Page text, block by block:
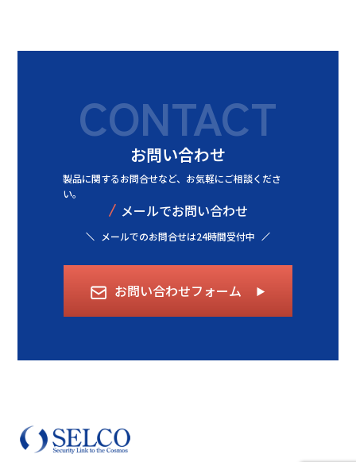
CONTACT
お問い合わせ
製品に関するお問合せなど、 お気軽にご相談くださ
い。
/ メールでお問い合わせ
メールでのお問合せは24時間受付中
お問い合わせフォーム ▶︎